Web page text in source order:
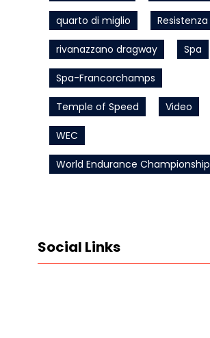
quarto di miglio Resistenza
rivanazzano dragway Spa
Spa-Francorchamps
Temple of Speed Video
WEC
World Endurance Championship
Social Links